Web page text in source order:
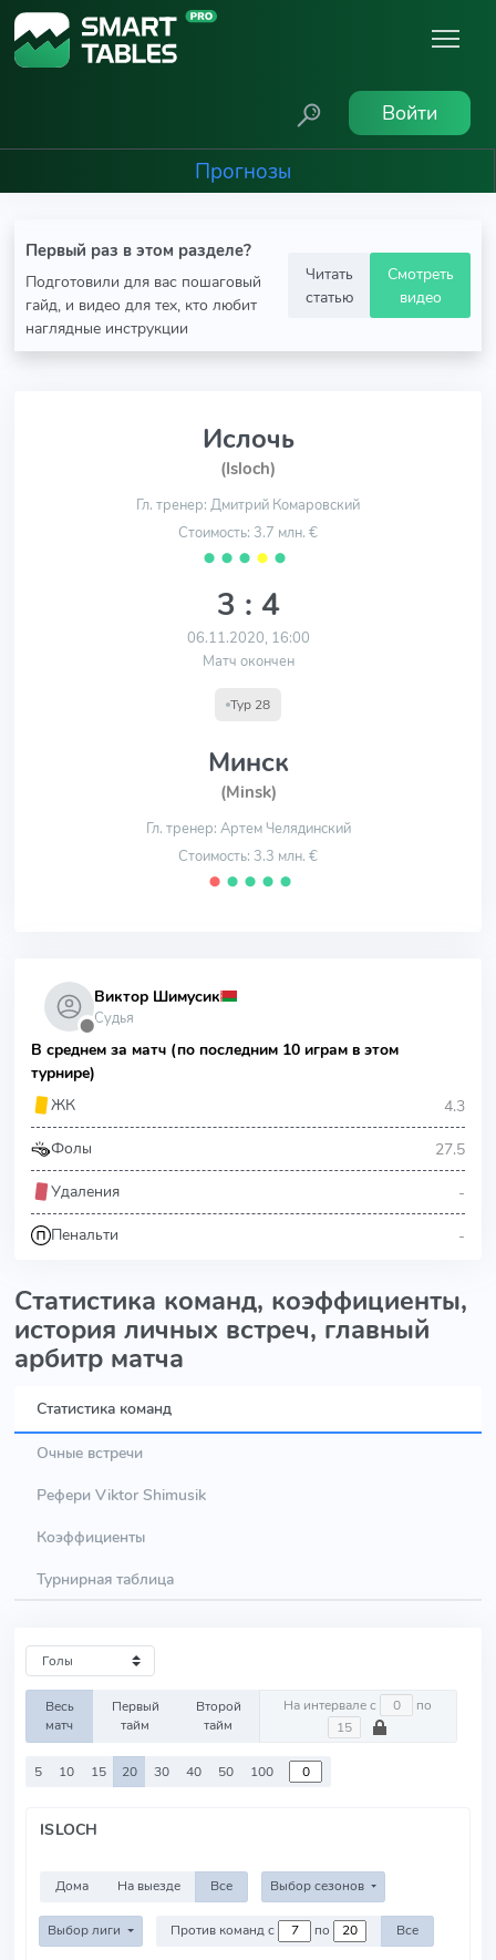
Войти
Прогнозы
Первый раз в этом разделе?
Подготовили для вас пошаговый
гайд, и видео для тех, кто любит
наглядные инструкции
Читать
статью
Смотреть
видео
Ислочь
(Isloch)
Гл. тренер: Дмитрий Комаровский
Стоимость: 3.7 млн. €
⬤ ⬤ ⬤ ⬤ ⬤
3 : 4
06.11.2020, 16:00
Матч окончен
Тур 28
Минск
(Minsk)
Гл. тренер: Артем Челядинский
Стоимость: 3.3 млн. €
⬤ ⬤ ⬤ ⬤ ⬤
⬤
Виктор Шимусик
Судья
В среднем за матч (по последним 10 играм в этом
турнире)
ЖК
4.3
Фолы 27.5
Удаления -
Пенальти -
Статистика команд, коэффициенты,
история личных встреч, главный
арбитр матча
Статистика команд
Очные встречи
Рефери Viktor Shimusik
Коэффициенты
Турнирная таблица
Весь
матч
Первый
тайм
Второй
тайм
На интервале с по
5 10 15 20 30 40 50 100
ISLOCH
Дома На выезде Все Выбор сезонов
Выбор лиги Против команд с по Все